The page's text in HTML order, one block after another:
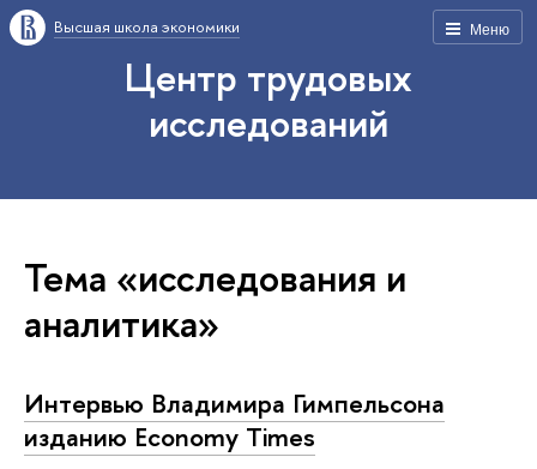
Меню
Высшая школа экономики
Центр трудовых
исследований
Тема «исследования и
аналитика»
Интервью Владимира Гимпельсона
изданию Economy Times